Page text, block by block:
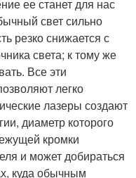
ее станет для нас
свет сильно
резко снижается с
света; к тому же
Все эти
легко
лазеры создают
диаметр которого
кромки
и может добираться
куда обычным